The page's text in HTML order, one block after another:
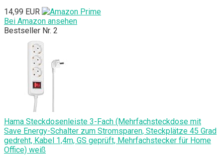
14,99 EUR
Bei Amazon ansehen
Bestseller Nr. 2
Hama Steckdosenleiste 3-Fach (Mehrfachsteckdose mit
Save Energy-Schalter zum Stromsparen, Steckplätze 45 Grad
gedreht, Kabel 1,4m, GS geprüft, Mehrfachstecker für Home
Office) weiß